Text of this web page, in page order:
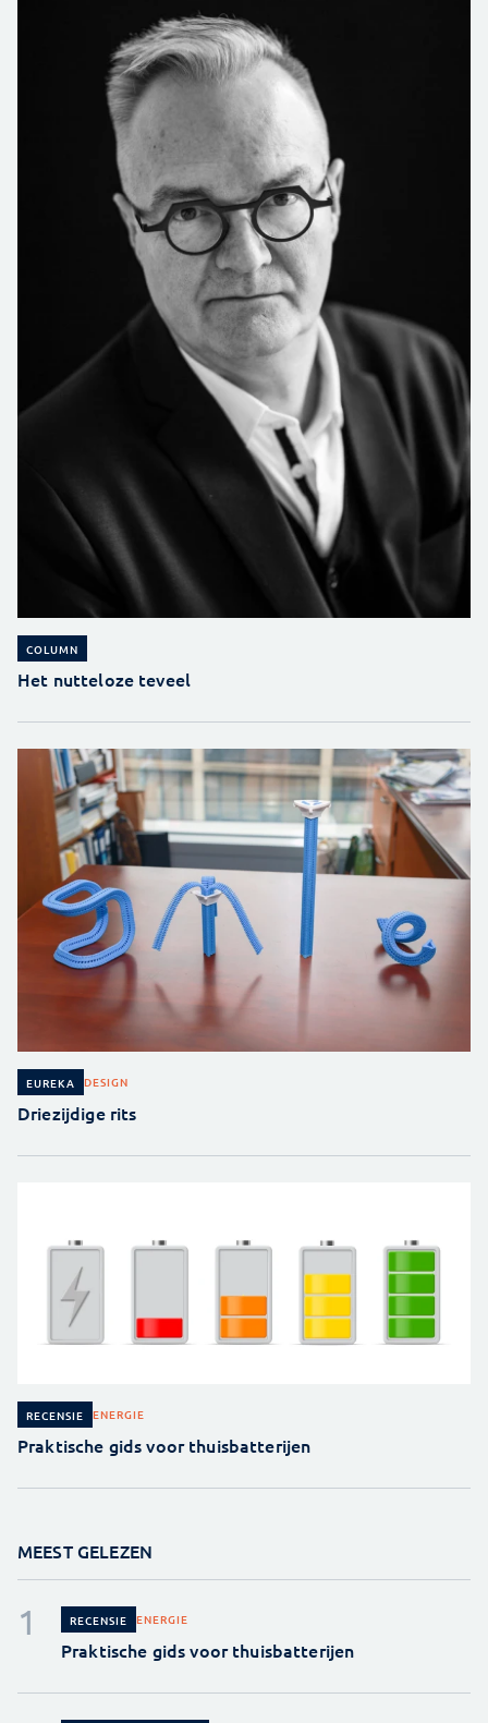
COLUMN
Het nutteloze teveel
EUREKA DESIGN
Driezijdige rits
RECENSIE ENERGIE
Praktische gids voor thuisbatterijen
MEEST GELEZEN
RECENSIE ENERGIE
Praktische gids voor thuisbatterijen